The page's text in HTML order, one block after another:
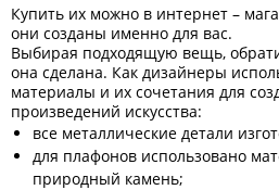
Купить их можно в интернет –
они созданы именно для вас.
Выбирая подходящую вещь,
она сделана. Как дизайнеры
материалы и их сочетания для
произведений искусства:
все металлические детали
для плафонов использовано
природный камень;